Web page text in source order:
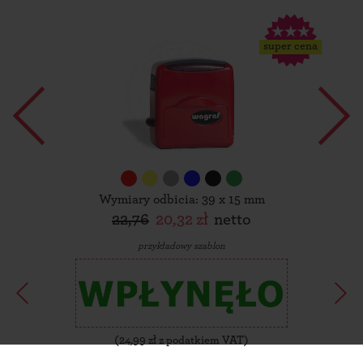
super cena
Wymiary odbicia: 39 x 15 mm
22,76 20,32 zł netto
przykładowy szablon
( 24,99 zł z podatkiem VAT)